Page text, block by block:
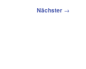
Nächster →